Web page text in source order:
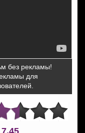
без рекламы!
для
7,45